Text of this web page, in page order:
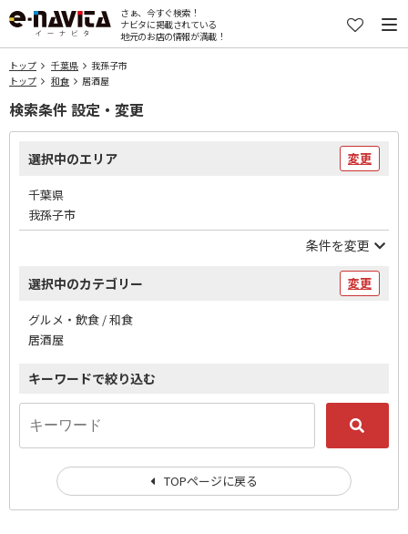
さぁ、今すぐ検索！
ナビタに掲載されている
地元のお店の情報が満載！
トップ 千葉県
我孫子市
トップ
和食 居酒屋
検索条件 設定・変更
選択中のエリア 変更
千葉県
我孫子市
条件を変更
選択中のカテゴリー 変更
グルメ・飲食 / 和食
居酒屋
キーワードで絞り込む
TOPページに戻る